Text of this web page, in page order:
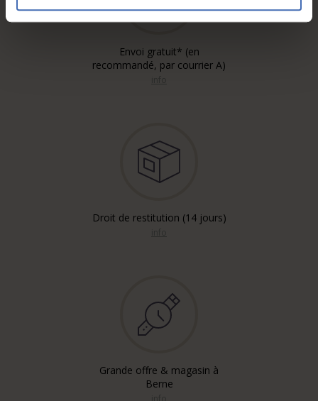
Envoi gratuit* (en
recommandé, par courrier A)
Droit de restitution (14 jours)
Grande offre & magasin à
Berne